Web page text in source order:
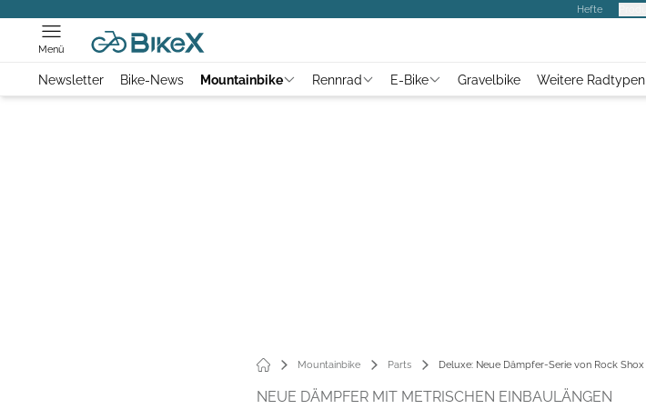
Hefte
Menü
Newsletter Bike-News Mountainbike Rennrad E-Bike Gravelbike Weitere Radtypen
Mountainbike Parts Deluxe: Neue Dämpfer-Serie von Rock Shox
NEUE DÄMPFER MIT METRISCHEN EINBAULÄNGEN